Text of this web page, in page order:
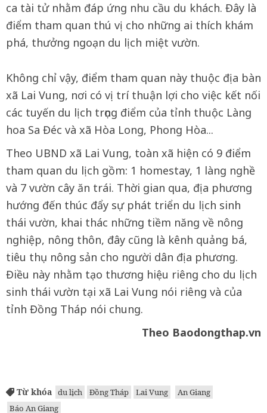
ca tài tử nhằm đáp ứng nhu cầu du khách. Đây là
điểm tham quan thú vị cho những ai thích khám
phá, thưởng ngoạn du lịch miệt vườn.
Không chỉ vậy, điểm tham quan này thuộc địa bàn
xã Lai Vung, nơi có vị trí thuận lợi cho việc kết nối
các tuyến du lịch trọng điểm của tỉnh thuộc Làng
hoa Sa Đéc và xã Hòa Long, Phong Hòa...
Theo UBND xã Lai Vung, toàn xã hiện có 9 điểm
tham quan du lịch gồm: 1 homestay, 1 làng nghề
và 7 vườn cây ăn trái. Thời gian qua, địa phương
hướng đến thúc đẩy sự phát triển du lịch sinh
thái vườn, khai thác những tiềm năng về nông
nghiệp, nông thôn, đây cũng là kênh quảng bá,
tiêu thụ nông sản cho người dân địa phương.
Điều này nhằm tạo thương hiệu riêng cho du lịch
sinh thái vườn tại xã Lai Vung nói riêng và của
tỉnh Đồng Tháp nói chung.
Theo Baodongthap.vn
Từ khóa du lịch Đồng Tháp Lai Vung
An Giang
Báo An Giang